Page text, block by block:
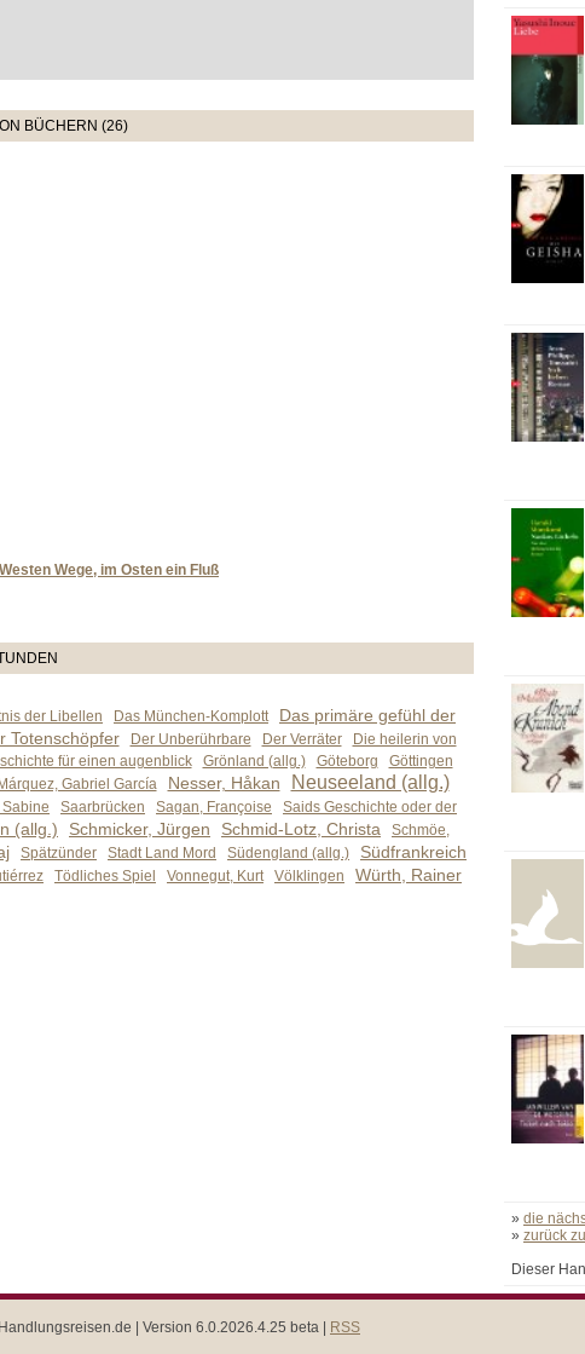
BÜCHERN (26)
Wege, im Osten ein Fluß
der Libellen Das München-Komplott
Das primäre gefühl der
Totenschöpfer Der Unberührbare Der Verräter
Die heilerin von
für einen augenblick Grönland (allg.) Göteborg
Göttingen
Márquez, Gabriel García Nesser, Håkan Neuseeland (allg.)
Sabine Saarbrücken Sagan, Françoise
Saids Geschichte oder der
(allg.) Schmicker, Jürgen Schmid-Lotz, Christa
Schmöe,
Spätzünder Stadt Land Mord Südengland (allg.)
Südfrankreich
Tödliches Spiel Vonnegut, Kurt Völklingen Würth, Rainer
» die
» zurück
Dieser
| Version 6.0.2026.4.25 beta | RSS